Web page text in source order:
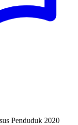
Penduduk 2020